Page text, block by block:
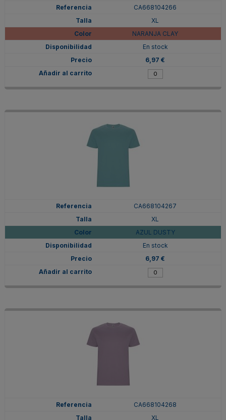
CA668104266
XL
NARANJA CLAY
En stock
6,97 €
CA668104267
XL
AZUL DUSTY
En stock
6,97 €
CA668104268
XL